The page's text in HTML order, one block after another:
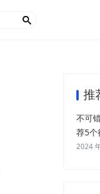

推
不可
荐5个
2024